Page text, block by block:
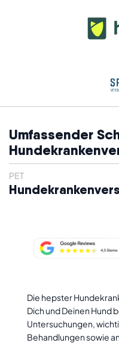
Umfassender
PET
Die hepster
Dich und Deinen Hund
Untersuchungen,
Behandlungen sowie